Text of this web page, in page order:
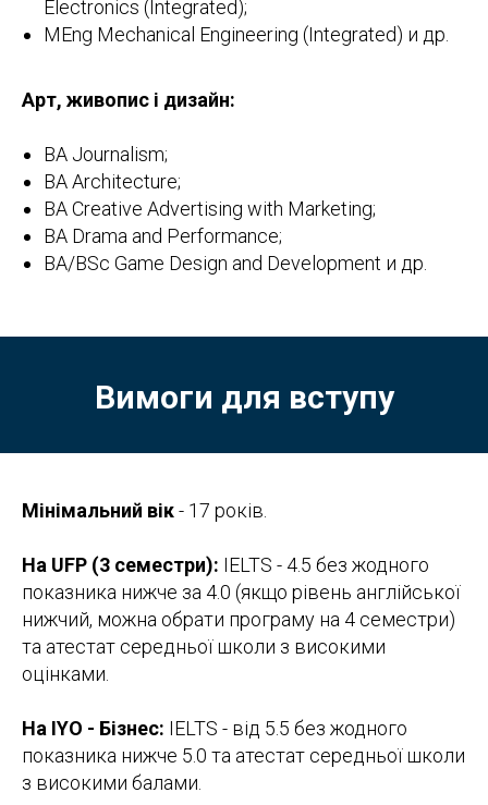
Electronics (Integrated);
MEng Mechanical Engineering (Integrated) и др.
Арт, живопис і дизайн:
BA Journalism;
BA Architecture;
BA Creative Advertising with Marketing;
BA Drama and Performance;
BA/BSc Game Design and Development и др.
Вимоги для вступу
Мінімальний вік- 17 років.
На UFP (3 семестри): IELTS - 4.5 без жодного
показника нижче за 4.0 (якщо рівень англійської
нижчий, можна обрати програму на 4 семестри)
та атестат середньої школи з високими
оцінками.
На IYO - Бізнес: IELTS - від 5.5 без жодного
показника нижче 5.0 та атестат середньої школи
з високими балами.